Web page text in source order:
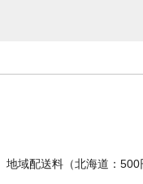
域配送料（北海道：